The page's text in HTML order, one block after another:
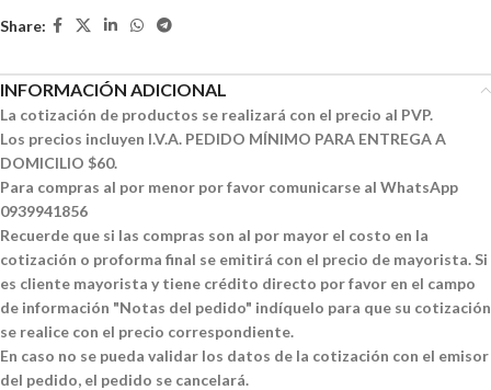
Share:
INFORMACIÓN ADICIONAL
La cotización de productos se realizará con el precio al PVP.
Los precios incluyen I.V.A. PEDIDO MÍNIMO PARA ENTREGA A
DOMICILIO $60.
Para compras al por menor por favor comunicarse al WhatsApp
0939941856
Recuerde que si las compras son al por mayor el costo en la
cotización o proforma final se emitirá con el precio de mayorista. Si
es cliente mayorista y tiene crédito directo por favor en el campo
de información "Notas del pedido" indíquelo para que su cotización
se realice con el precio correspondiente.
En caso no se pueda validar los datos de la cotización con el emisor
del pedido, el pedido se cancelará.